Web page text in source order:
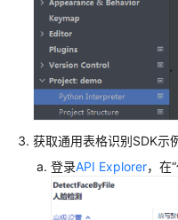
调
用
API
或
SDK
在
调
试
获取通用表格识别SDK示
登录API Explorer，在